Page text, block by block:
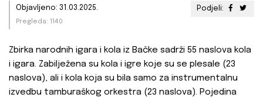
Podjeli:
Objavljeno: 31.03.2025.
Pregleda: 1140
Zbirka narodnih igara i kola iz Bačke sadrži 55 naslova kola
i igara. Zabilježena su kola i igre koje su se plesale (23
naslova), ali i kola koja su bila samo za instrumentalnu
izvedbu tamburaškog orkestra (23 naslova). Pojedina